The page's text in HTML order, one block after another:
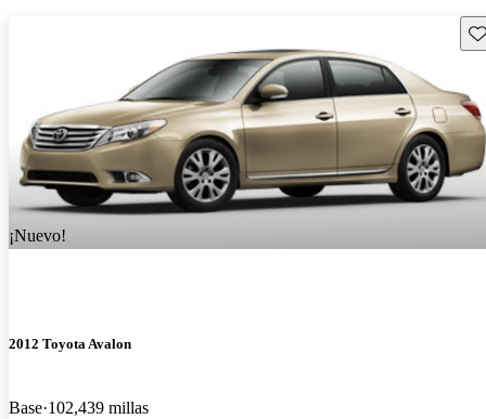
¡Nuevo!
2012 Toyota Avalon
Base 102,439 millas